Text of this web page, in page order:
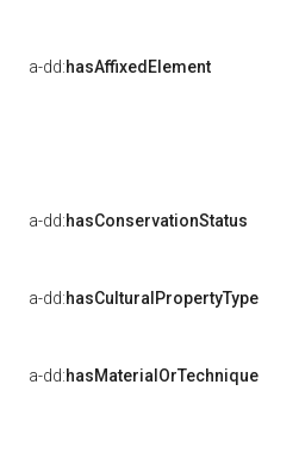
a-dd:hasAffixedElement
a-dd:hasConservationStatus
a-dd:hasCulturalPropertyType
a-dd:hasMaterialOrTechnique